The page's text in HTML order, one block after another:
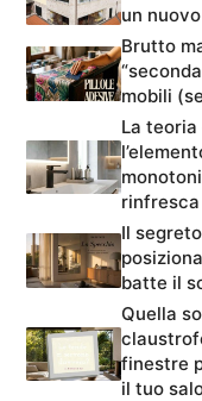
un
Brutto
mobili
La
Il
batte il
Quella
finestre
il tuo